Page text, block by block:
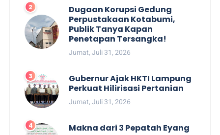
Dugaan Korupsi Gedung
Perpustakaan Kotabumi,
Publik Tanya Kapan
Penetapan Tersangka!
Jumat, Juli 31, 2026
Gubernur Ajak HKTI Lampung
Perkuat Hilirisasi Pertanian
Jumat, Juli 31, 2026
Makna dari 3 Pepatah Eyang